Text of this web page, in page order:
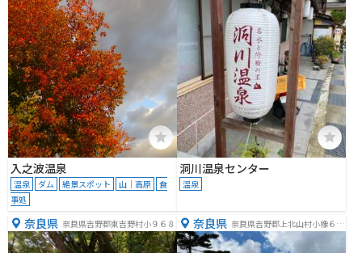
入之波温泉
温泉 ダム 絶景スポット 山｜高原
食
事処
洞川温泉センター
温泉
奈良県 奈良県吉野郡東吉野村小９６８ 奈良県 奈良県吉野郡上北山村小橡６６
０−１